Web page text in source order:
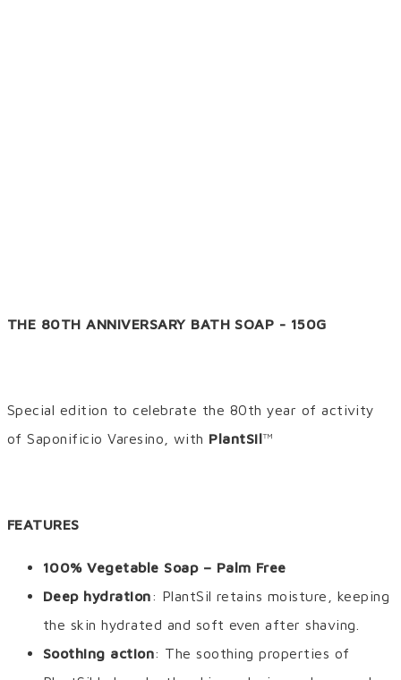
THE 80TH ANNIVERSARY BATH SOAP - 150G
Special edition to celebrate the 80th year of activity
of Saponificio Varesino, with PlantSil™
FEATURES
100% Vegetable Soap – Palm Free
Deep hydration: PlantSil retains moisture, keeping
the skin hydrated and soft even after shaving.
Soothing action: The soothing properties of